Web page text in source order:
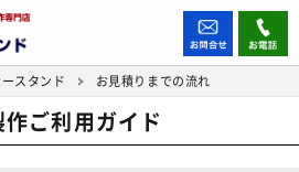
スタンド お見積りまでの流れ
ご利用ガイド